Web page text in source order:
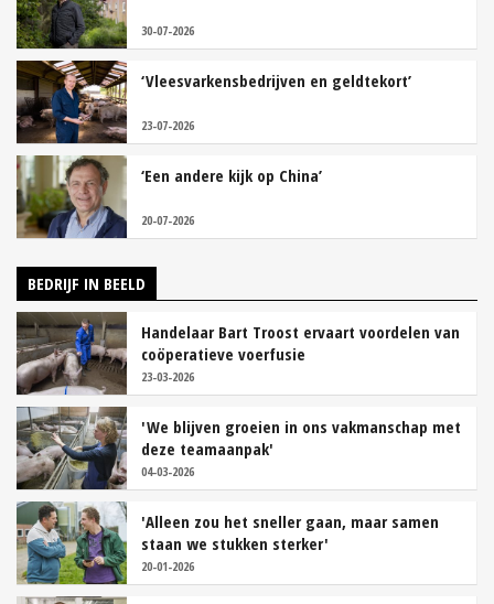
30-07-2026
‘Vleesvarkensbedrijven en geldtekort’
23-07-2026
‘Een andere kijk op China’
20-07-2026
BEDRIJF IN BEELD
Handelaar Bart Troost ervaart voordelen van
coöperatieve voerfusie
23-03-2026
'We blijven groeien in ons vakmanschap met
deze teamaanpak'
04-03-2026
'Alleen zou het sneller gaan, maar samen
staan we stukken sterker'
20-01-2026